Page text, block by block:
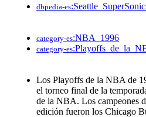
dbpedia-es
category-es:NBA_1996
category-es
Los Playoffs de la NBA de
el torneo final de la
de la NBA. Los campeones
edición fueron los Chicago